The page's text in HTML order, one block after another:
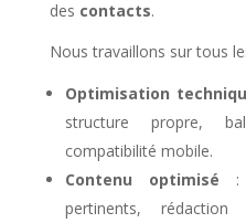
des contacts.
Nous travaillons sur tous
Optimisation
structure propre,
compatibilité mobile.
Contenu optimisé :
pertinents,